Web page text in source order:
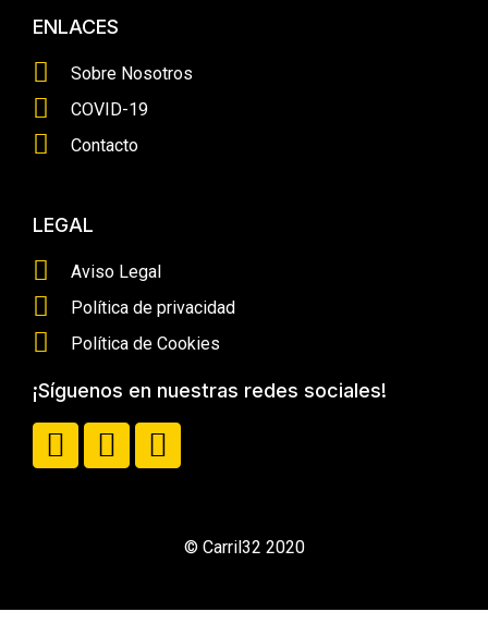
ENLACES
Sobre Nosotros
COVID-19
Contacto
LEGAL
Aviso Legal
Política de privacidad
Política de Cookies
¡Síguenos en nuestras redes sociales!
© Carril32 2020